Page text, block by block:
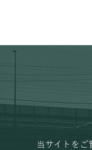
当サイトをご